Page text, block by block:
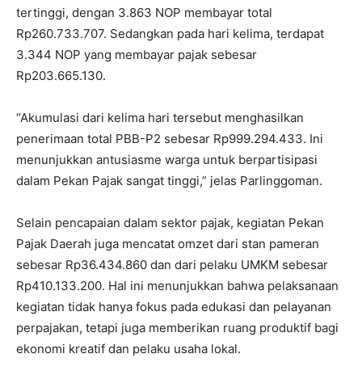
tertinggi, dengan 3.863 NOP membayar total
Rp260.733.707. Sedangkan pada hari kelima, terdapat
3.344 NOP yang membayar pajak sebesar
Rp203.665.130.
“Akumulasi dari kelima hari tersebut menghasilkan
penerimaan total PBB-P2 sebesar Rp999.294.433. Ini
menunjukkan antusiasme warga untuk berpartisipasi
dalam Pekan Pajak sangat tinggi,” jelas Parlinggoman.
Selain pencapaian dalam sektor pajak, kegiatan Pekan
Pajak Daerah juga mencatat omzet dari stan pameran
sebesar Rp36.434.860 dan dari pelaku UMKM sebesar
Rp410.133.200. Hal ini menunjukkan bahwa pelaksanaan
kegiatan tidak hanya fokus pada edukasi dan pelayanan
perpajakan, tetapi juga memberikan ruang produktif bagi
ekonomi kreatif dan pelaku usaha lokal.